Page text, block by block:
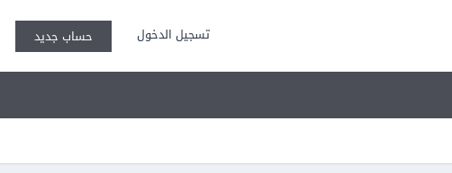
تسجيل الدخول حساب جديد